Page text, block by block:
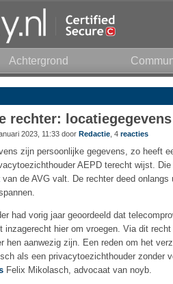
Achtergrond
rechter:
2023, 11:33 door Redactie , 4 reacties
zijn persoonlijke gegevens, zo heeft
AEPD terecht wijst.
van de AVG valt. De rechter deed
had vorig jaar geoordeeld dat
hier om vroegen. Via dit
hen aanwezig zijn. Een reden om het
als een privacytoezichthouder zonder
Felix Mikolasch, advocaat van noyb.